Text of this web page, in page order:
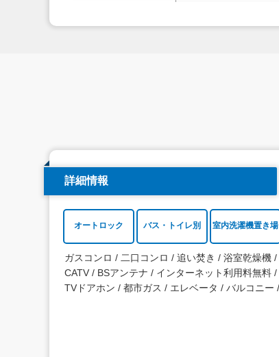
詳細情報
オートロック バス・トイレ別 室内洗濯機置き場
ガスコンロ 二口コンロ 追い焚き 浴室乾燥機
CATV
BSアンテナ インターネット利用料無料
TVドアホン
都市ガス エレベータ バルコニー